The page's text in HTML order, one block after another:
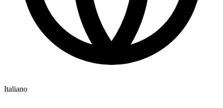
Italiano